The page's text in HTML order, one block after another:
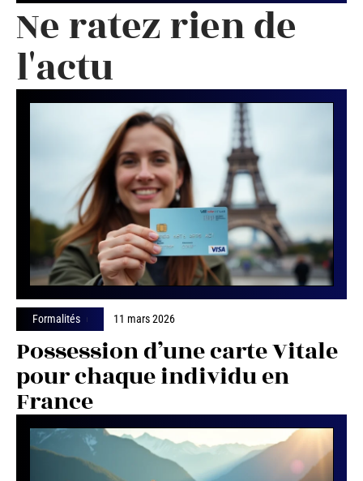
Ne ratez rien de
l'actu
Formalités 11 mars 2026
Possession d’une carte Vitale
pour chaque individu en
France